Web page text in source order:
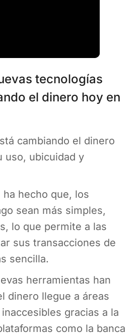
tecnologías
el dinero hoy en
cambiando el dinero
uso, ubicuidad y
hecho que, los
sean más simples,
lo que permite a las
sus transacciones de
sencilla.
herramientas han
dinero llegue a áreas
gracias a la
como la banca